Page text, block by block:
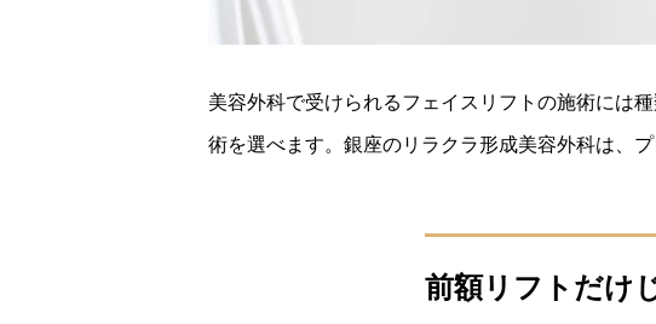
美容外科で受けられるフェイスリフトの施術には
術を選べます。銀座のリラクラ形成美容外科は、
前額リフトだけ